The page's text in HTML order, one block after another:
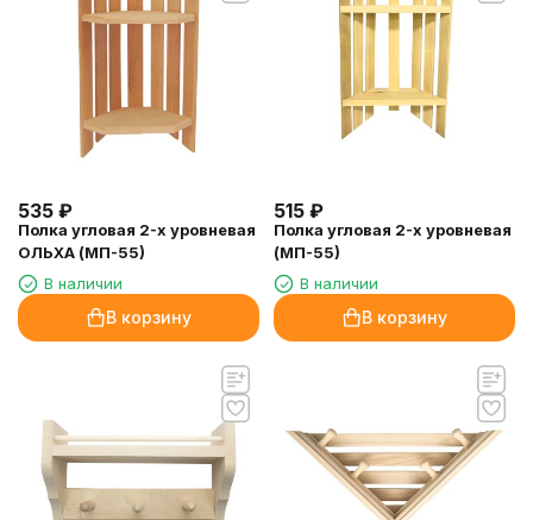
535 ₽
Полка угловая 2-х уровневая
ОЛЬХА (МП-55)
В наличии
В корзину
515 ₽
Полка угловая 2-х уровневая
(МП-55)
В наличии
В корзину